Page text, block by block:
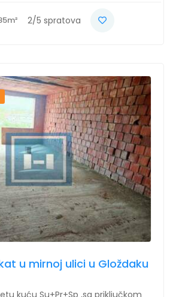
2/5 spratova
u mirnoj ulici u Gloždaku
kuću Su+Pr+Sp ,sa priključkom